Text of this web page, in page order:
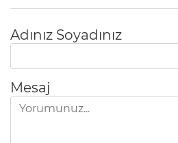
Adınız Soyadınız
Mesaj